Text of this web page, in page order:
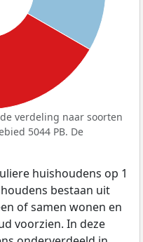
verdeling naar soorten
5044 PB. De
huishoudens op 1
bestaan uit
of samen wonen en
voorzien. In deze